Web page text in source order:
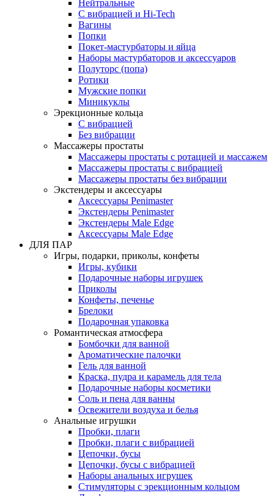
Нейтральные
С вибрацией и Hi-Tech
Вагины
Попки
Покет-мастурбаторы и яйца
Наборы мастурбаторов и аксессуаров
Полуторс (попа)
Ротики
Мужские попки
Миникуклы
Эрекционные кольца
С вибрацией
Без вибрации
Массажеры простаты
Массажеры простаты с ротацией и массажем
Массажеры простаты с вибрацией
Массажеры простаты без вибрации
Экстендеры и аксессуары
Аксессуары Penimaster
Экстендеры Penimaster
Экстендеры Male Edge
Аксессуары Male Edge
ДЛЯ ПАР
Игры, подарки, приколы, конфеты
Игры, кубики
Подарочные наборы игрушек
Приколы
Конфеты, печенье
Брелоки
Подарочная упаковка
Романтическая атмосфера
Бомбочки для ванной
Ароматические палочки
Гель для ванной
Краска, пудра и карамель для тела
Подарочные наборы косметики
Соль и пена для ванны
Освежители воздуха и белья
Анальные игрушки
Пробки, плаги
Пробки, плаги с вибрацией
Цепочки, бусы
Цепочки, бусы с вибрацией
Наборы анальных игрушек
Стимуляторы с эрекционным кольцом